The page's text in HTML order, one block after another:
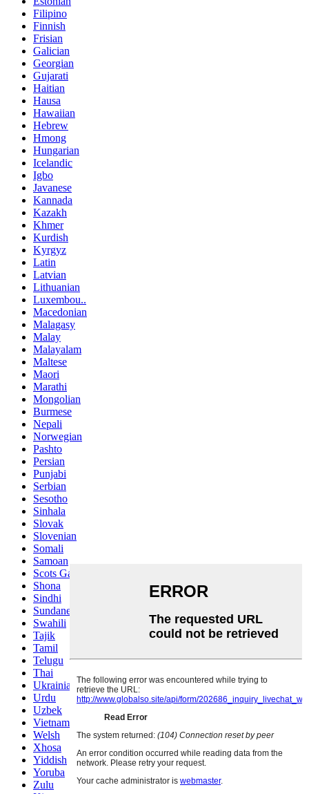
Filipino
Finnish
Frisian
Galician
Georgian
Gujarati
Haitian
Hausa
Hawaiian
Hebrew
Hmong
Hungarian
Icelandic
Igbo
Javanese
Kannada
Kazakh
Khmer
Kurdish
Kyrgyz
Latin
Latvian
Lithuanian
Luxembou..
Macedonian
Malagasy
Malay
Malayalam
Maltese
Maori
Marathi
Mongolian
Burmese
Nepali
Norwegian
Pashto
Persian
Punjabi
Serbian
Sesotho
Sinhala
Slovak
Slovenian
Somali
Samoan
Scots Gaelic
Shona
Sindhi
Sundanese
Swahili
Tajik
Tamil
Telugu
Thai
Ukrainian
Urdu
Uzbek
Vietnamese
Welsh
Xhosa
Yiddish
Yoruba
Zulu